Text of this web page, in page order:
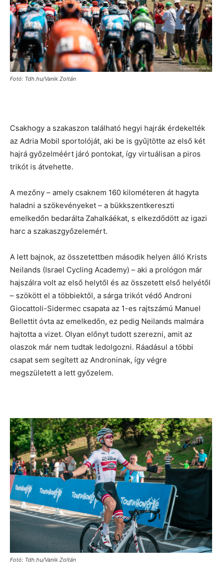
Fotó: Tdh.hu/Vanik Zoltán
Csakhogy a szakaszon található hegyi hajrák érdekelték
az Adria Mobil sportolóját, aki be is gyűjtötte az első két
hajrá győzelméért járó pontokat, így virtuálisan a piros
trikót is átvehette.
A mezőny – amely csaknem 160 kilométeren át hagyta
haladni a szökevényeket – a bükkszentkereszti
emelkedőn bedarálta Zahalkáékat, s elkezdődött az igazi
harc a szakaszgyőzelemért.
A lett bajnok, az összetettben második helyen álló Krists
Neilands (Israel Cycling Academy) – aki a prológon már
hajszálra volt az első helytől és az összetett első helyétől
– szökött el a többiektől, a sárga trikót védő Androni
Giocattoli-Sidermec csapata az 1-es rajtszámú Manuel
Bellettit óvta az emelkedőn, ez pedig Neilands malmára
hajtotta a vizet. Olyan előnyt tudott szerezni, amit az
olaszok már nem tudtak ledolgozni. Ráadásul a többi
csapat sem segített az Androninak, így végre
megszületett a lett győzelem.
Fotó: Tdh.hu/Vanik Zoltán